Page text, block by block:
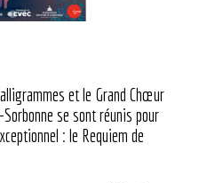
et le Grand Chœur
se sont réunis pour
: le Requiem de